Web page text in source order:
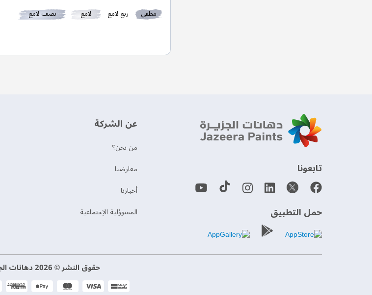
مطفي ربع لامع لامع نصف لامع
‫تابعونا‬
حمل التطبيق
عن الشركة
من نحن؟
‫معارضنا‬
‫أخبارنا‬
المسوؤلية الإجتماعية
حقوق النشر © 2026 دهانات الجزيرة